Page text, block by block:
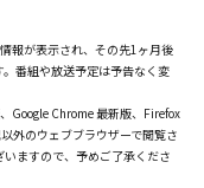
報が表示され、その先1ヶ月後
番組や放送予定は予告なく変
Google Chrome 最新版、Firefox
外のウェブブラウザーで閲覧さ
ますので、予めご了承くださ